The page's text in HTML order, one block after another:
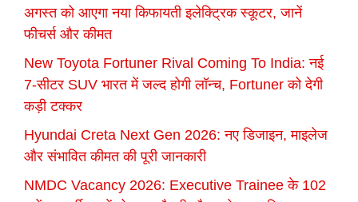
अगस्त को आएगा नया किफायती इलेक्ट्रिक स्कूटर, जानें
फीचर्स और कीमत
New Toyota Fortuner Rival Coming To India: नई
7-सीटर SUV भारत में जल्द होगी लॉन्च, Fortuner को देगी
कड़ी टक्कर
Hyundai Creta Next Gen 2026: नए डिजाइन, माइलेज
और संभावित कीमत की पूरी जानकारी
NMDC Vacancy 2026: Executive Trainee के 102